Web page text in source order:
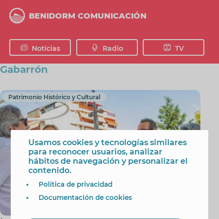
contenido
BENIDORM COMUNICACIÓN
Noticias Radio TV
Gabarrón
Patrimonio Histórico y Cultural
Usamos cookies y tecnologías similares
para reconocer usuarios, analizar
hábitos de navegación y personalizar el
contenido.
Política de privacidad
Documentación de cookies